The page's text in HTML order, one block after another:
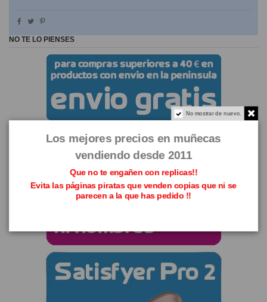
NO TE LO PIENSES
No mostrar de nuevo.
Los mejores precios en muñecas
vendiendo desde 2011
Que no te engañen con replicas!!
Evita las páginas piratas que venden copias que ni se
parecen a la que has pedido !!